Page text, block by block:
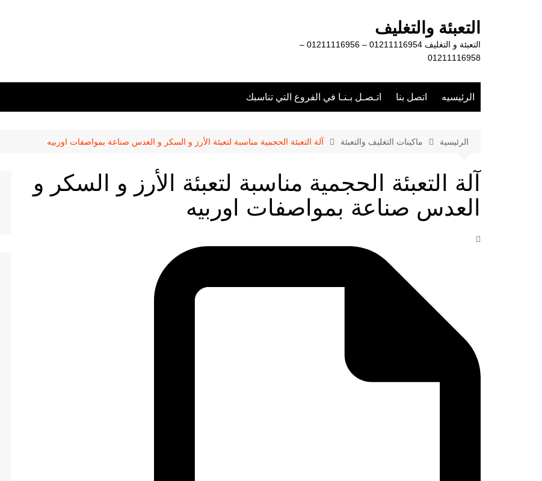
التعبئة والتغليف
التعبئة و التغليف 01211116954 – 01211116956 –
01211116958
الرئيسيه اتصل بنا اتـصـل بـنـا في الفروع التي تناسبك
الرئيسية ماكينات التغليف والتعبئة آلة التعبئة الحجمية مناسبة لتعبئة الأرز و السكر و العدس صناعة بمواصفات اوربيه
آلة التعبئة الحجمية مناسبة لتعبئة الأرز و السكر و
العدس صناعة بمواصفات اوربيه